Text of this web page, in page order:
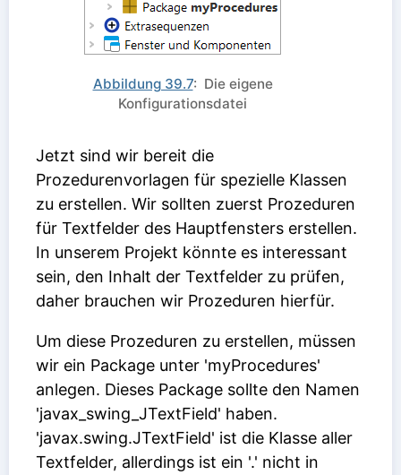
Abbildung 39.7: Die eigene
Konfigurationsdatei
Jetzt sind wir bereit die
Prozedurenvorlagen für spezielle Klassen
zu erstellen. Wir sollten zuerst Prozeduren
für Textfelder des Hauptfensters erstellen.
In unserem Projekt könnte es interessant
sein, den Inhalt der Textfelder zu prüfen,
daher brauchen wir Prozeduren hierfür.
Um diese Prozeduren zu erstellen, müssen
wir ein Package unter 'myProcedures'
anlegen. Dieses Package sollte den Namen
'javax_swing_JTextField' haben.
'javax.swing.JTextField' ist die Klasse aller
Textfelder, allerdings ist ein '.' nicht in